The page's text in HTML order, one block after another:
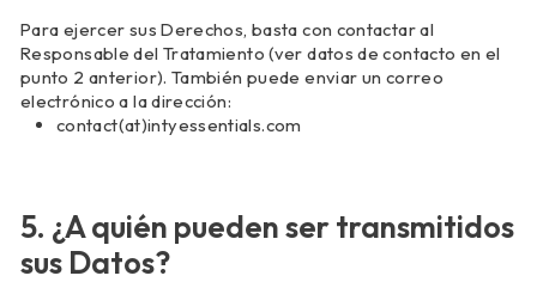
Para ejercer sus Derechos, basta con contactar al
Responsable del Tratamiento (ver datos de contacto en el
punto 2 anterior). También puede enviar un correo
electrónico a la dirección:
contact(at)intyessentials.com
5. ¿A quién pueden ser transmitidos
sus Datos?